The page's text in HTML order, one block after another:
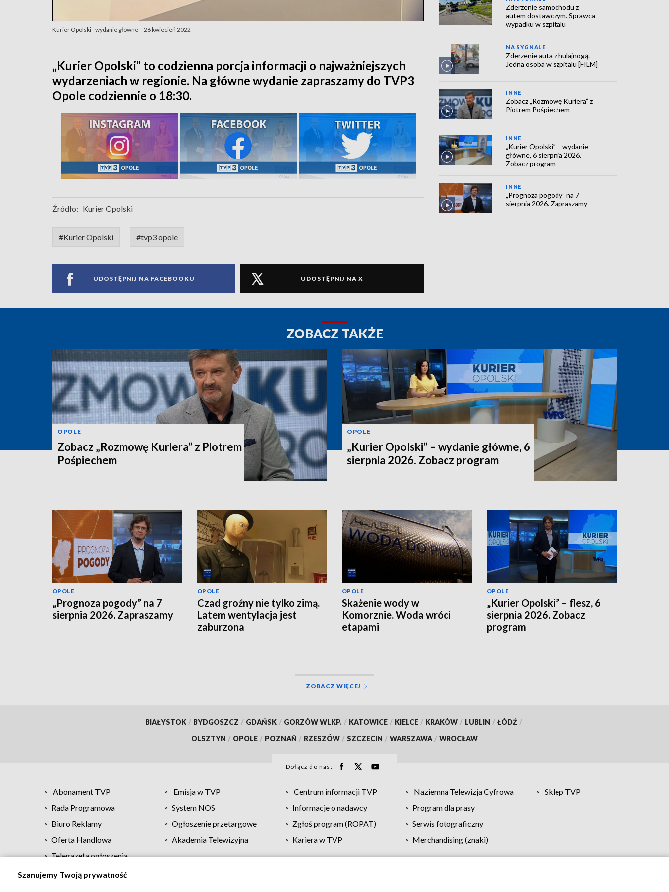
Kurier Opolski - wydanie główne – 26 kwiecień 2022
„Kurier Opolski” to codzienna porcja informacji o najważniejszych
wydarzeniach w regionie. Na główne wydanie zapraszamy do TVP3
Opole codziennie o 18:30.
Źródło: Kurier Opolski
#Kurier Opolski #tvp3 opole
UDOSTĘPNIJ NA FACEBOOKU UDOSTĘPNIJ NA X
Zderzenie samochodu z
autem dostawczym. Sprawca
wypadku w szpitalu
NA SYGNALE
Zderzenie auta z hulajnogą.
Jedna osoba w szpitalu [FILM]
INNE
Zobacz „Rozmowę Kuriera” z
Piotrem Pośpiechem
INNE
„Kurier Opolski” – wydanie
główne, 6 sierpnia 2026.
Zobacz program
INNE
„Prognoza pogody” na 7
sierpnia 2026. Zapraszamy
ZOBACZ TAKŻE
OPOLE
Zobacz „Rozmowę Kuriera” z Piotrem
Pośpiechem
OPOLE
„Kurier Opolski” – wydanie główne, 6
sierpnia 2026. Zobacz program
OPOLE
„Prognoza pogody” na 7
sierpnia 2026. Zapraszamy
OPOLE
Czad groźny nie tylko zimą.
Latem wentylacja jest
zaburzona
OPOLE
Skażenie wody w
Komorznie. Woda wróci
etapami
OPOLE
„Kurier Opolski” – flesz, 6
sierpnia 2026. Zobacz
program
ZOBACZ WIĘCEJ
BIAŁYSTOK / BYDGOSZCZ / GDAŃSK / GORZÓW WLKP. / KATOWICE / KIELCE / KRAKÓW / LUBLIN / ŁÓDŹ /
OLSZTYN / OPOLE / POZNAŃ / RZESZÓW / SZCZECIN / WARSZAWA / WROCŁAW
Dołącz do nas:
Abonament TVP Emisja w TVP Centrum informacji TVP Naziemna Telewizja Cyfrowa
Sklep TVP
Rada Programowa
System NOS Informacje o nadawcy
Program dla prasy
Biuro Reklamy
Ogłoszenie przetargowe Zgłoś program (ROPAT)
Serwis fotograficzny
Oferta Handlowa
Akademia Telewizyjna Kariera w TVP
Merchandising (znaki)
Telegazeta ogłoszenia
Szanujemy Twoją prywatność